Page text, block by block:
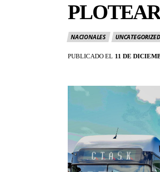
NACIONALES UNCATEGORIZED
PUBLICADO EL 11 DE